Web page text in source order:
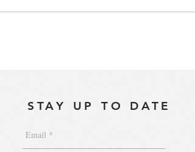
STAY UP TO DATE